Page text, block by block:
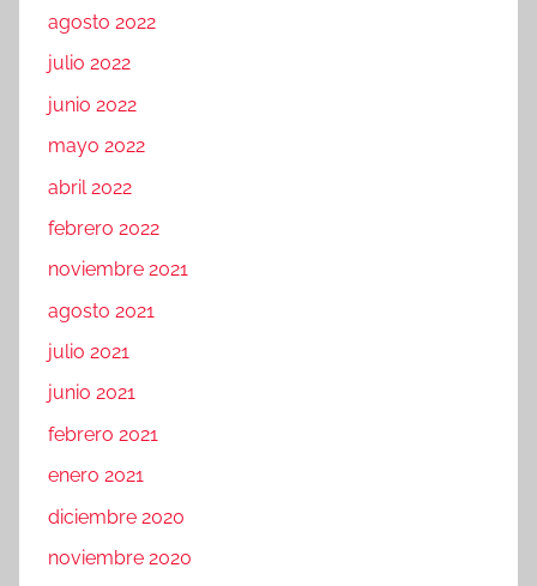
agosto 2022
julio 2022
junio 2022
mayo 2022
abril 2022
febrero 2022
noviembre 2021
agosto 2021
julio 2021
junio 2021
febrero 2021
enero 2021
diciembre 2020
noviembre 2020